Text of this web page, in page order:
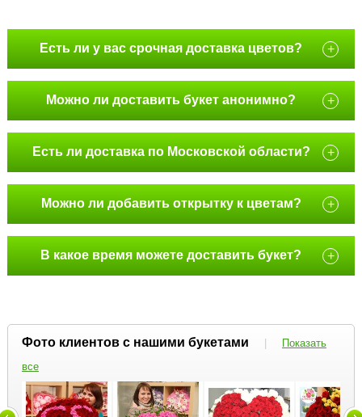
Есть ли у вас срочная доставка цветов? +
Можно ли доставить букет анонимно? +
Есть ли доставка по Московской области? +
Можно ли добавить открытку к цветам? +
В какое время можете доставить букет? +
Фото клиентов с нашими букетами |
Показать
все